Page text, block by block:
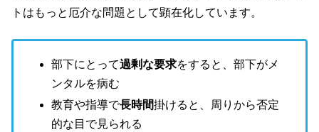
トはもっと厄介な問題として顕在化しています。
部下にとって過剰な要求をすると、部下がメ
ンタルを病む
教育や指導で長時間掛けると、周りから否定
的な目で見られる